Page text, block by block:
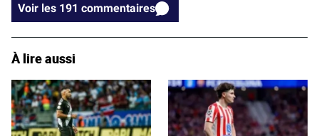
Voir les 191 commentaires
À lire aussi